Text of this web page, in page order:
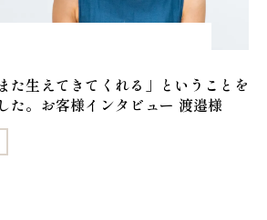
た生えてきてくれる」ということを
た。お客様インタビュー 渡邉様